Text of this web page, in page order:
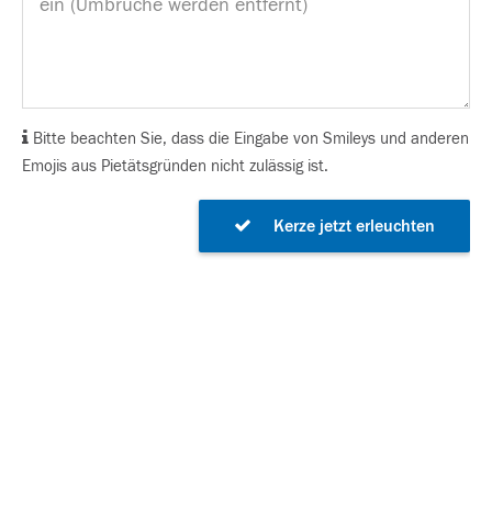
Bitte beachten Sie, dass die Eingabe von Smileys und anderen
Emojis aus Pietätsgründen nicht zulässig ist.
Kerze jetzt erleuchten